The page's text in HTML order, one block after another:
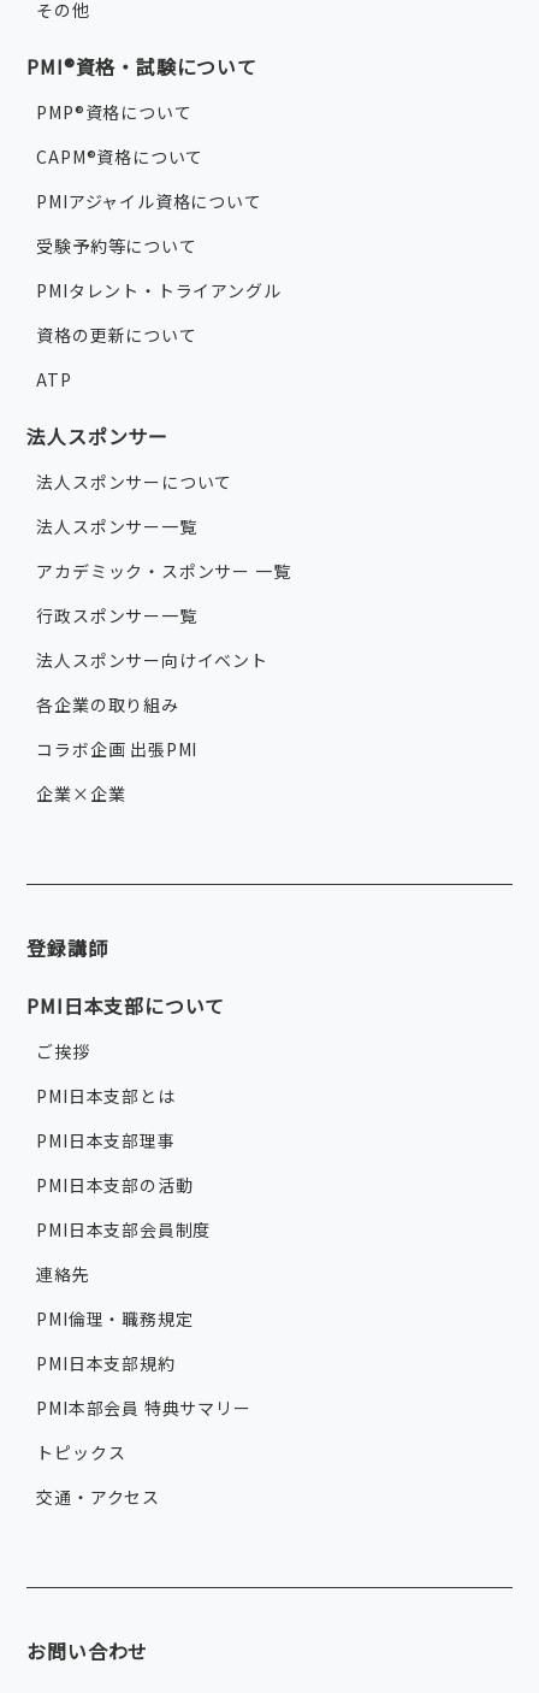
その他
PMI®資格・試験について
PMP®資格について
CAPM®資格について
PMIアジャイル資格について
受験予約等について
PMIタレント・トライアングル
資格の更新について
ATP
法人スポンサー
法人スポンサーについて
法人スポンサー一覧
アカデミック・スポンサー 一覧
行政スポンサー一覧
法人スポンサー向けイベント
各企業の取り組み
コラボ企画 出張PMI
企業×企業
登録講師
PMI日本支部について
ご挨拶
PMI日本支部とは
PMI日本支部理事
PMI日本支部の活動
PMI日本支部会員制度
連絡先
PMI倫理・職務規定
PMI日本支部規約
PMI本部会員 特典サマリー
トピックス
交通・アクセス
お問い合わせ